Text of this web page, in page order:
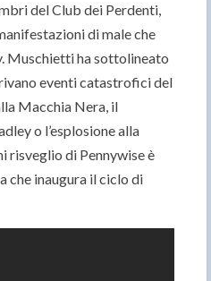
del Club dei Perdenti,
di male che
Muschietti ha sottolineato
eventi catastrofici del
Macchia Nera, il
o l’esplosione alla
risveglio di Pennywise è
che inaugura il ciclo di